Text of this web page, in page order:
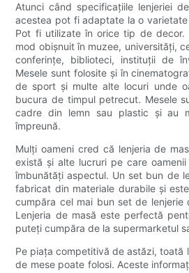
Atunci când specificațiile lenjeriei
acestea pot fi adaptate la o
Pot fi utilizate în orice tip de decor.
mod obișnuit în muzee, universități,
conferințe, biblioteci, instituții de
Mesele sunt folosite și în
de sport și multe alte locuri unde
bucura de timpul petrecut. Mesele
cadre din lemn sau plastic și au
împreună.
Mulți oameni cred că lenjeria de
există și alte lucruri pe care
îmbunătăți aspectul. Un set bun de
fabricat din materiale durabile și
cumpăra cel mai bun set de lenjerie
Lenjeria de masă este perfectă
puteți cumpăra de la supermarketul
Pe piața competitivă de astăzi, toată
de mese poate folosi. Aceste